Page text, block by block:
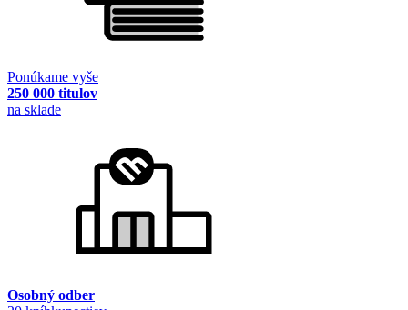
Ponúkame vyše
250 000 titulov
na sklade
Osobný odber